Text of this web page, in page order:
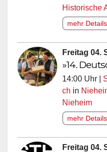
Historische
mehr Details
Freitag 04.
»14.
14:00 Uhr |
ch in
Nieheim
mehr Details
Freitag 04.